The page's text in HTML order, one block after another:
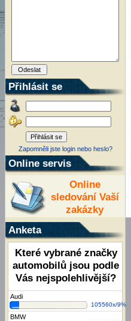
Přihlásit se
Zapomněli jste login nebo heslo?
Online servis
Online
sledování Vaší
zakázky
Anketa
Které vybrané značky
automobilů jsou podle
Vás nejspolehlivější?
Audi
105560x/9%
BMW